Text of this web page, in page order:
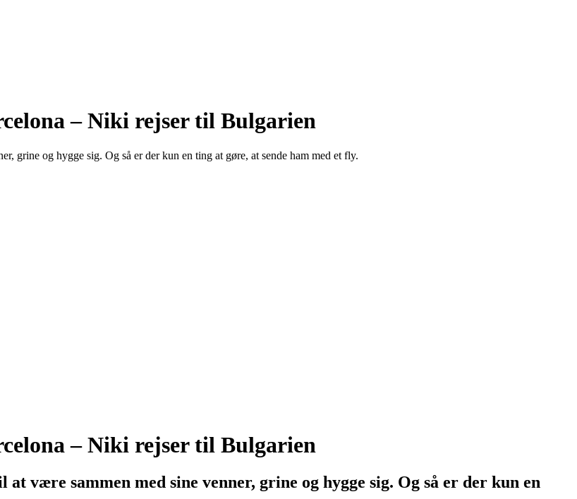
– Niki rejser til Bulgarien
grine og hygge sig. Og så er der kun en ting at gøre, at sende ham med et fly.
– Niki rejser til Bulgarien
være sammen med sine venner, grine og hygge sig. Og så er der kun en